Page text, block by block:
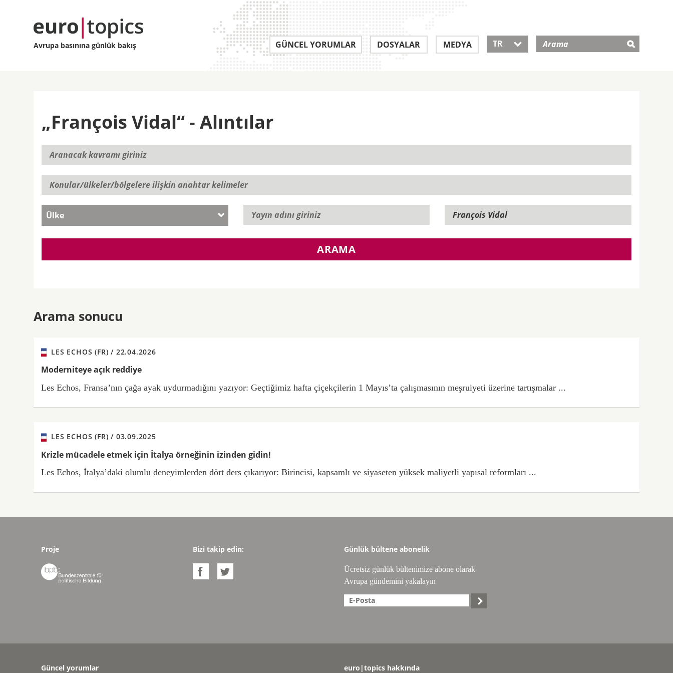
Avrupa basınına günlük bakış GÜNCEL YORUMLAR DOSYALAR MEDYA TR 
„François Vidal“ - Alıntılar
Ülke
ARAMA
Arama sonucu
LES ECHOS (FR) / 22.04.2026
Moderniteye açık reddiye
Les Echos, Fransa’nın çağa ayak uydurmadığını yazıyor: Geçtiğimiz hafta çiçekçilerin 1 Mayıs’ta çalışmasının meşruiyeti üzerine tartışmalar ...
LES ECHOS (FR) / 03.09.2025
Krizle mücadele etmek için İtalya örneğinin izinden gidin!
Les Echos, İtalya’daki olumlu deneyimlerden dört ders çıkarıyor: Birincisi, kapsamlı ve siyaseten yüksek maliyetli yapısal reformları ...
Proje

Bizi takip edin:
 
Günlük bültene abonelik
Ücretsiz günlük bültenimize abone olarak
Avrupa gündemini yakalayın

Güncel yorumlar euro|topics hakkında